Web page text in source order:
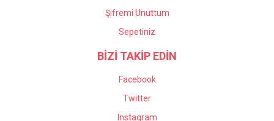
Şifremi Unuttum
Sepetiniz
BİZİ TAKİP EDİN
Facebook
Twitter
Instagram